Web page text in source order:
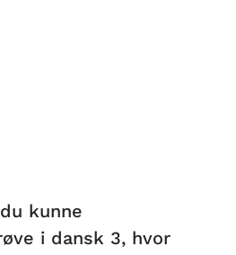
kunne
i dansk 3, hvor